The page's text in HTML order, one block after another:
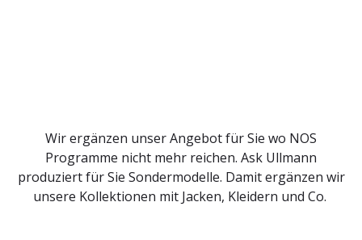
Wir ergänzen unser Angebot für Sie wo NOS
Programme nicht mehr reichen. Ask Ullmann
produziert für Sie Sondermodelle. Damit ergänzen wir
unsere Kollektionen mit Jacken, Kleidern und Co.